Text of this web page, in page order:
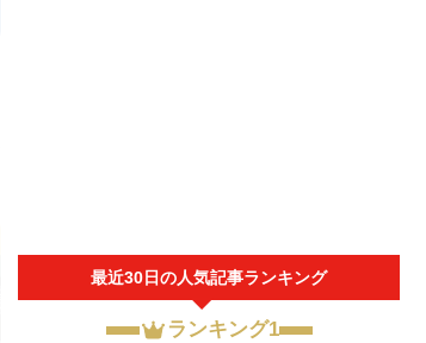
最近30日の人気記事ランキング
ランキング1